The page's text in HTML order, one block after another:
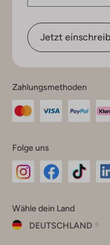
Jetzt
Zahlungsmethoden
Folge uns
Instagram
Facebook
TikTok
Wähle dein Land
DEUTSCHLAND